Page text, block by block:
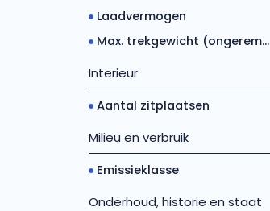
Laadvermogen
Max. trekgewicht (ongerem...
Interieur
Aantal zitplaatsen
Milieu en verbruik
Emissieklasse
Onderhoud, historie en staat